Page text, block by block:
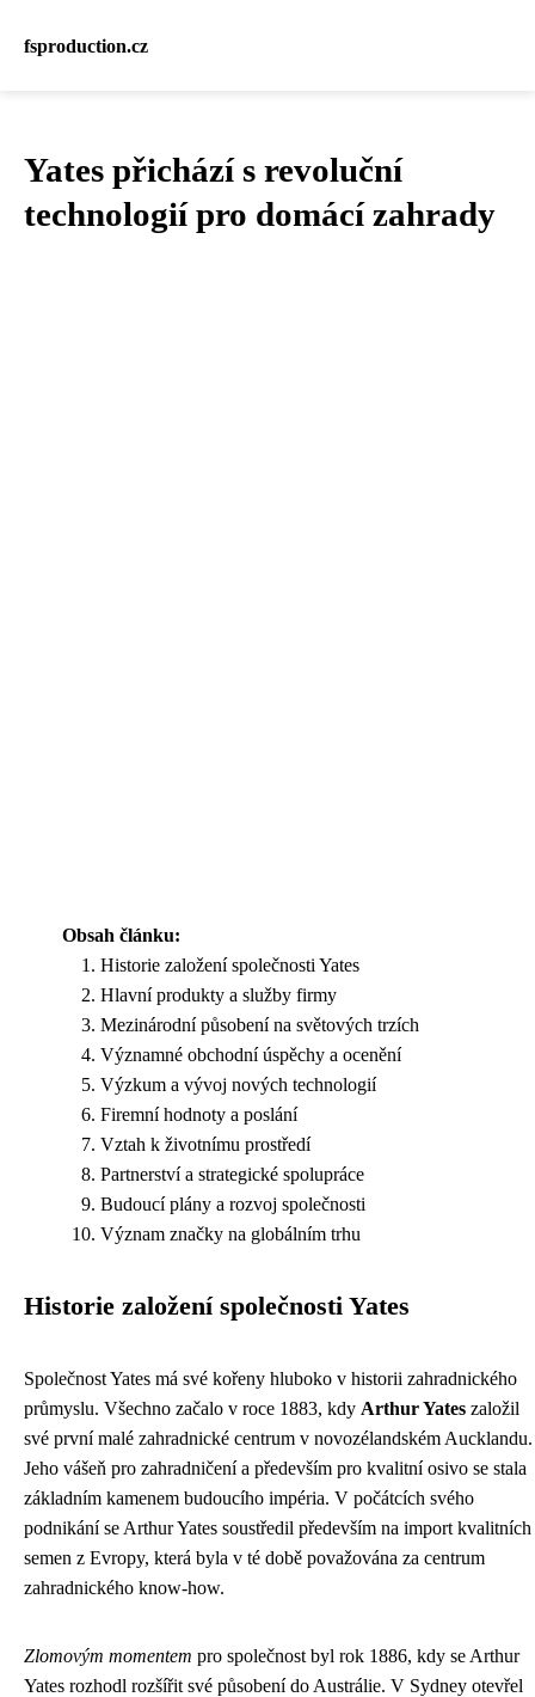
fsproduction.cz
Yates přichází s revoluční
technologií pro domácí zahrady
Obsah článku:
Historie založení společnosti Yates
Hlavní produkty a služby firmy
Mezinárodní působení na světových trzích
Významné obchodní úspěchy a ocenění
Výzkum a vývoj nových technologií
Firemní hodnoty a poslání
Vztah k životnímu prostředí
Partnerství a strategické spolupráce
Budoucí plány a rozvoj společnosti
Význam značky na globálním trhu
Historie založení společnosti Yates
Společnost Yates má své kořeny hluboko v historii zahradnického
průmyslu. Všechno začalo v roce 1883, kdy Arthur Yates založil
své první malé zahradnické centrum v novozélandském Aucklandu.
Jeho vášeň pro zahradničení a především pro kvalitní osivo se stala
základním kamenem budoucího impéria. V počátcích svého
podnikání se Arthur Yates soustředil především na import kvalitních
semen z Evropy, která byla v té době považována za centrum
zahradnického know-how.
Zlomovým momentem pro společnost byl rok 1886, kdy se Arthur
Yates rozhodl rozšířit své působení do Austrálie. V Sydney otevřel